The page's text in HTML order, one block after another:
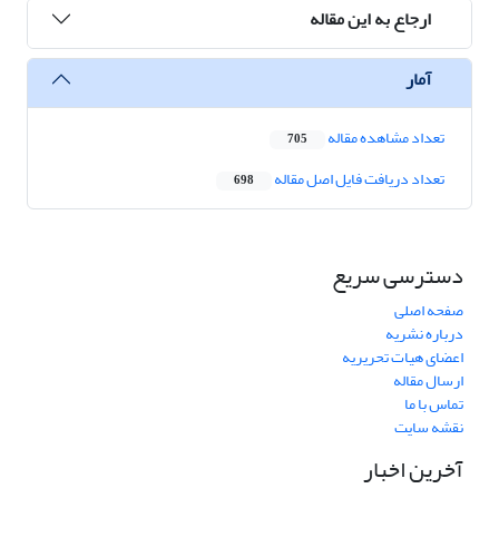
ارجاع به این مقاله
آمار
تعداد مشاهده مقاله 705
تعداد دریافت فایل اصل مقاله 698
دسترسی سریع
صفحه اصلی
درباره نشریه
اعضای هیات تحریریه
ارسال مقاله
تماس با ما
نقشه سایت
آخرین اخبار